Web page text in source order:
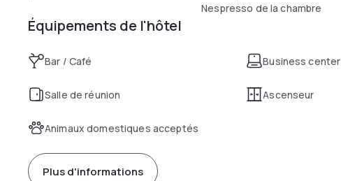
Nespresso de la chambre
Équipements de l'hôtel
Bar / Café Business center
Salle de réunion Ascenseur
Animaux domestiques acceptés
Plus d'informations